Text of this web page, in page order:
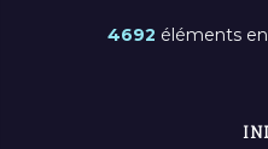
4692 éléments